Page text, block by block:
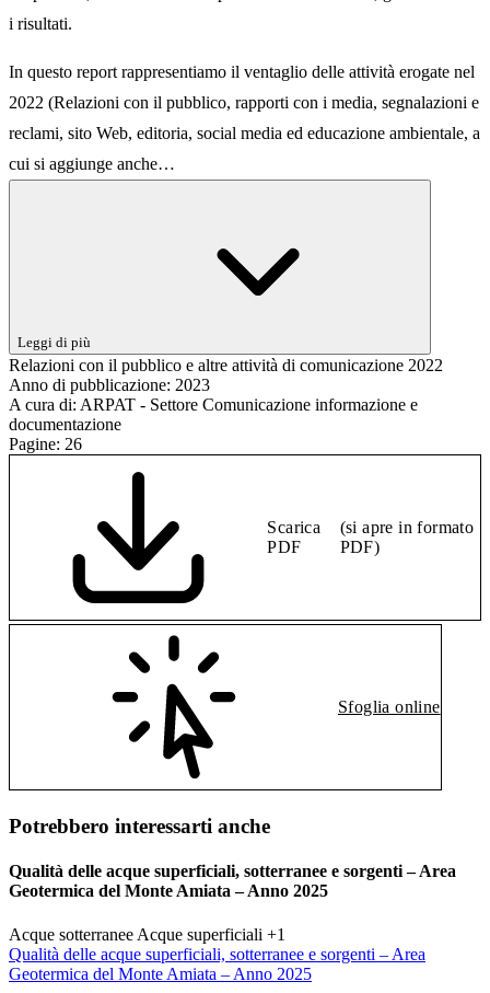
i risultati.
In questo report rappresentiamo il ventaglio delle attività erogate nel
2022 (Relazioni con il pubblico, rapporti con i media, segnalazioni e
reclami, sito Web, editoria, social media ed educazione ambientale, a
cui si aggiunge anche…
Leggi di più
Relazioni con il pubblico e altre attività di comunicazione 2022
Anno di pubblicazione: 2023
A cura di: ARPAT - Settore Comunicazione informazione e
documentazione
Pagine: 26
Scarica
PDF
(si apre in formato
PDF)
Sfoglia online
Potrebbero interessarti anche
Qualità delle acque superficiali, sotterranee e sorgenti – Area
Geotermica del Monte Amiata – Anno 2025
Acque sotterranee Acque superficiali +1
Qualità delle acque superficiali, sotterranee e sorgenti – Area
Geotermica del Monte Amiata – Anno 2025